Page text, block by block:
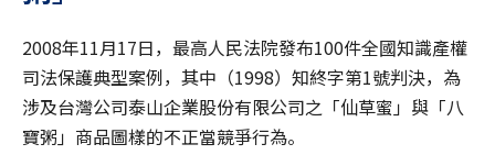
2008年11月17日，最高人民法院發布100件全國知識產權
司法保護典型案例，其中（1998）知終字第1號判決，為
涉及台灣公司泰山企業股份有限公司之「仙草蜜」與「八
寶粥」商品圖樣的不正當競爭行為。